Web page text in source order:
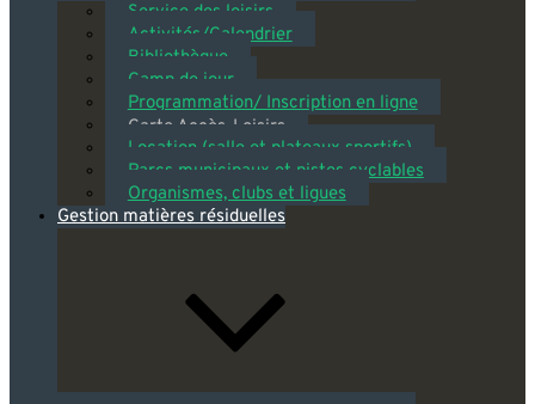
Service des loisirs
Activités/Calendrier
Bibliothèque
Camp de jour
Programmation/ Inscription en ligne
Carte Accès-Loisirs
Location (salle et plateaux sportifs)
Parcs municipaux et pistes cyclables
Organismes, clubs et ligues
Gestion matières résiduelles